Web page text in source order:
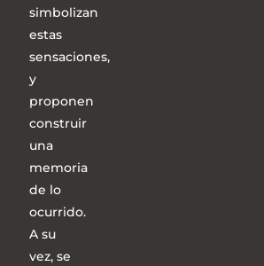
simbolizan
estas
sensaciones,
y
proponen
construir
una
memoria
de lo
ocurrido.
A su
vez, se